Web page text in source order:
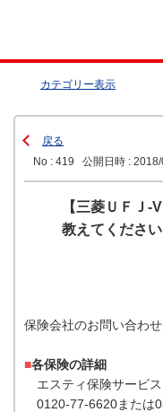
カテゴリー表示
戻る
No : 419
公開日時 :
【三菱ＵＦＪ-
教えてください
保険会社のお問い合わ
■各保険の詳細
エスティ保険サービス
0120-77-6620または